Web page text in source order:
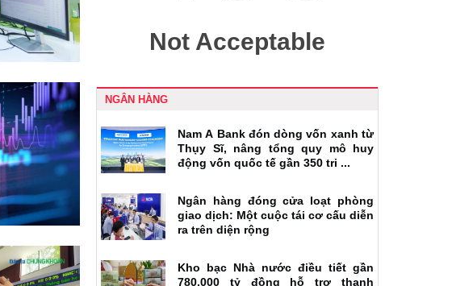
NGÂN HÀNG
Nam A Bank đón dòng vốn xanh từ
Thụy Sĩ, nâng tổng quy mô huy
động vốn quốc tế gần 350 tri ...
Ngân hàng đóng cửa loạt phòng
giao dịch: Một cuộc tái cơ cấu diễn
ra trên diện rộng
Kho bạc Nhà nước điều tiết gần
780.000 tỷ đồng hỗ trợ thanh